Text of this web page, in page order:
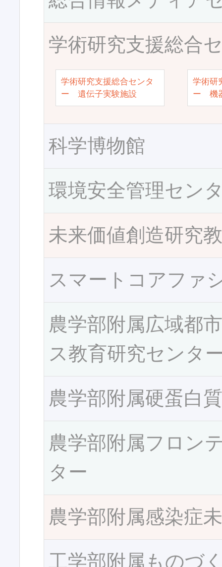
学術研究支援総合
学術研究支援総合センタ
ー 遺伝子実験施設
学術研
ー 機
科学博物館
環境安全管理セン
未来価値創造研究
スマートコアファ
農学部附属広域都
ス教育研究センタ
農学部附属硬蛋白
農学部附属フロン
ター
農学部附属感染症
工学部附属ものづ